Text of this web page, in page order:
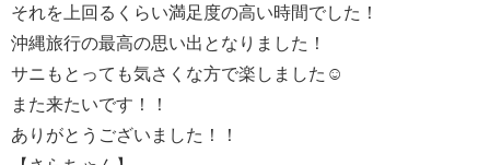
それを上回るくらい満足度の高い時間でした！
沖縄旅行の最高の思い出となりました！
サニもとっても気さくな方で楽しました☺
また来たいです！！
ありがとうございました！！